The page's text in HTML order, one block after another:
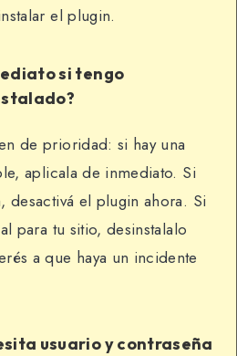
el plugin.
si tengo
de prioridad: si hay una
aplicala de inmediato. Si
desactivá el plugin ahora. Si
para tu sitio, desinstalalo
a que haya un incidente
usuario y contraseña